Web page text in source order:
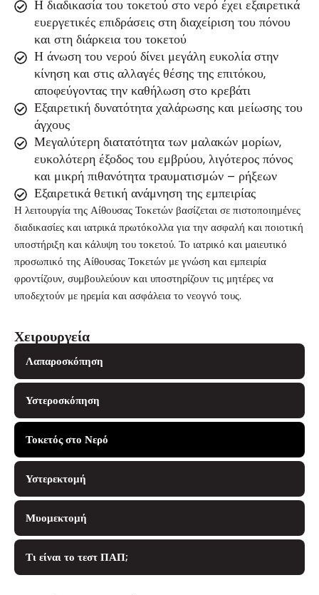
Χειρουργεία
Λαπαροσκόπηση
Υστεροσκόπηση
Τοκετός στο Νερό
Υστερεκτομή
Μυομεκτομή
Τι είναι το τεστ ΠΑΠ;
Η διαδικασία του τοκετού στο νερό έχει εξαιρετικά
ευεργετικές επιδράσεις στη διαχείριση του πόνου
και στη διάρκεια του τοκετού
Η άνωση του νερού δίνει μεγάλη ευκολία στην
κίνηση και στις αλλαγές θέσης της επιτόκου,
αποφεύγοντας την καθήλωση στο κρεβάτι
Εξαιρετική δυνατότητα χαλάρωσης και μείωσης του
άγχους
Μεγαλύτερη διατατότητα των μαλακών μορίων,
ευκολότερη έξοδος του εμβρύου, λιγότερος πόνος
και μικρή πιθανότητα τραυματισμών – ρήξεων
Εξαιρετικά θετική ανάμνηση της εμπειρίας
Η λειτουργία της Αίθουσας Τοκετών βασίζεται σε πιστοποιημένες
διαδικασίες και ιατρικά πρωτόκολλα για την ασφαλή και ποιοτική
υποστήριξη και κάλυψη του τοκετού. Το ιατρικό και μαιευτικό
προσωπικό της Αίθουσας Τοκετών με γνώση και εμπειρία
φροντίζουν, συμβουλεύουν και υποστηρίζουν τις μητέρες να
υποδεχτούν με ηρεμία και ασφάλεια το νεογνό τους.